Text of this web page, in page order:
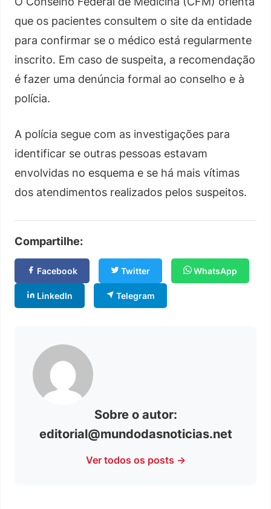
que os pacientes consultem o site da entidade
para confirmar se o médico está regularmente
inscrito. Em caso de suspeita, a recomendação
é fazer uma denúncia formal ao conselho e à
polícia.
A polícia segue com as investigações para
identificar se outras pessoas estavam
envolvidas no esquema e se há mais vítimas
dos atendimentos realizados pelos suspeitos.
Compartilhe:
Facebook Twitter WhatsApp
LinkedIn Telegram
Sobre o autor:
editorial@mundodasnoticias.net
Ver todos os posts →